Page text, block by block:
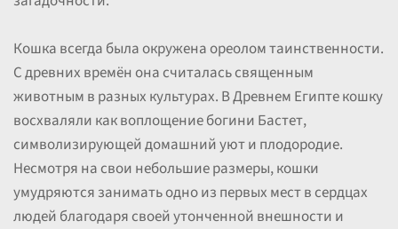
Кошка всегда была окружена ореолом таинственности.
С древних времён она считалась священным
животным в разных культурах. В Древнем Египте кошку
восхваляли как воплощение богини Бастет,
символизирующей домашний уют и плодородие.
Несмотря на свои небольшие размеры, кошки
умудряются занимать одно из первых мест в сердцах
людей благодаря своей утонченной внешности и